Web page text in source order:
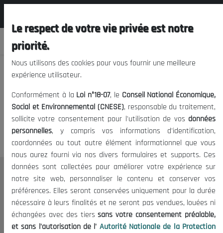
Nous vous prions de nous
excuser, mais l'accès à ce
contenu est restreint.
Le CNESE
A Propos
Le président
Organisation
Le respect de votre vie privée est notre
priorité.
Nous utilisons des cookies pour vous fournir une meilleure
expérience utilisateur.
Conformément à la Loi n°18-07, le Conseil National Économique,
Social et Environnemental (CNESE), responsable du traitement,
sollicite votre consentement pour l'utilisation de vos données
personnelles, y compris vos informations d'identification,
coordonnées ou tout autre élément informationnel que vous
nous aurez fourni via nos divers formulaires et supports. Ces
données sont collectées pour améliorer votre expérience sur
notre site web, personnaliser le contenu et conserver vos
préférences. Elles seront conservées uniquement pour la durée
nécessaire à leurs finalités et ne seront pas vendues, louées ni
échangées avec des tierssans votre consentement préalable,
et sans l'autorisation de l' Autorité Nationale de la Protection